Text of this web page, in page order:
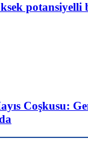
potansiyelli
Coşkusu: